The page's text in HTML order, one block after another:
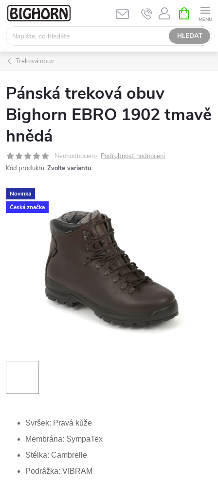
Přejít
obsah
HLEDAT
NÁKUPNÍ
KOŠÍK
Treková obuv
Pánská treková obuv
Bighorn EBRO 1902 tmavě
hnědá
Neohodnoceno Podrobnosti hodnocení
Kód produktu: Zvolte variantu
Novinka
Česká značka
Svršek: Pravá kůže
Membrána: SympaTex
Stélka: Cambrelle
Podrážka: VIBRAM